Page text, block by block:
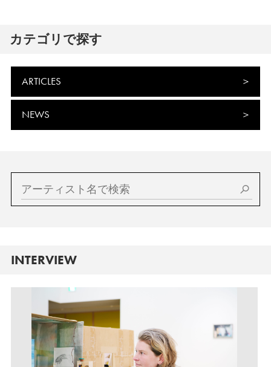
カテゴリで探す
ARTICLES
NEWS
INTERVIEW